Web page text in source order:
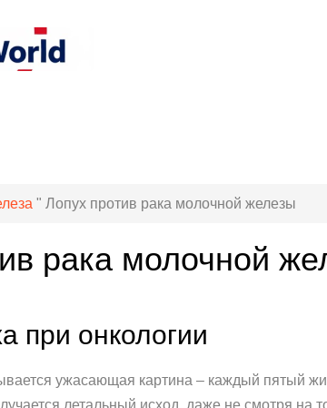
" Лопух против рака молочной железы
рака молочной
при онкологии
ужасающая картина – каждый пятый
летальный исход, даже не смотря на